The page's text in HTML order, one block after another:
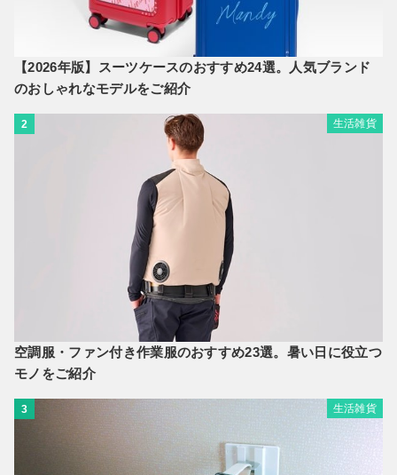
【2026年版】スーツケースのおすすめ24選。人気ブランド
のおしゃれなモデルをご紹介
2 生活雑貨
空調服・ファン付き作業服のおすすめ23選。暑い日に役立つ
モノをご紹介
3 生活雑貨